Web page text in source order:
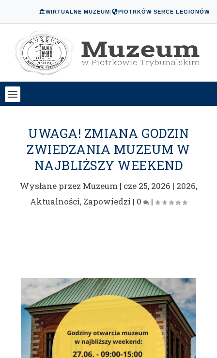
WIRTUALNE MUZEUM| PIOTRKÓW SERCE LEGIONÓW
UWAGA! ZMIANA GODZIN
ZWIEDZANIA MUZEUM W
NAJBLIŻSZY WEEKEND
Wysłane przez Muzeum | cze 25, 2026 | 2026,
Aktualności, Zapowiedzi | 0 |